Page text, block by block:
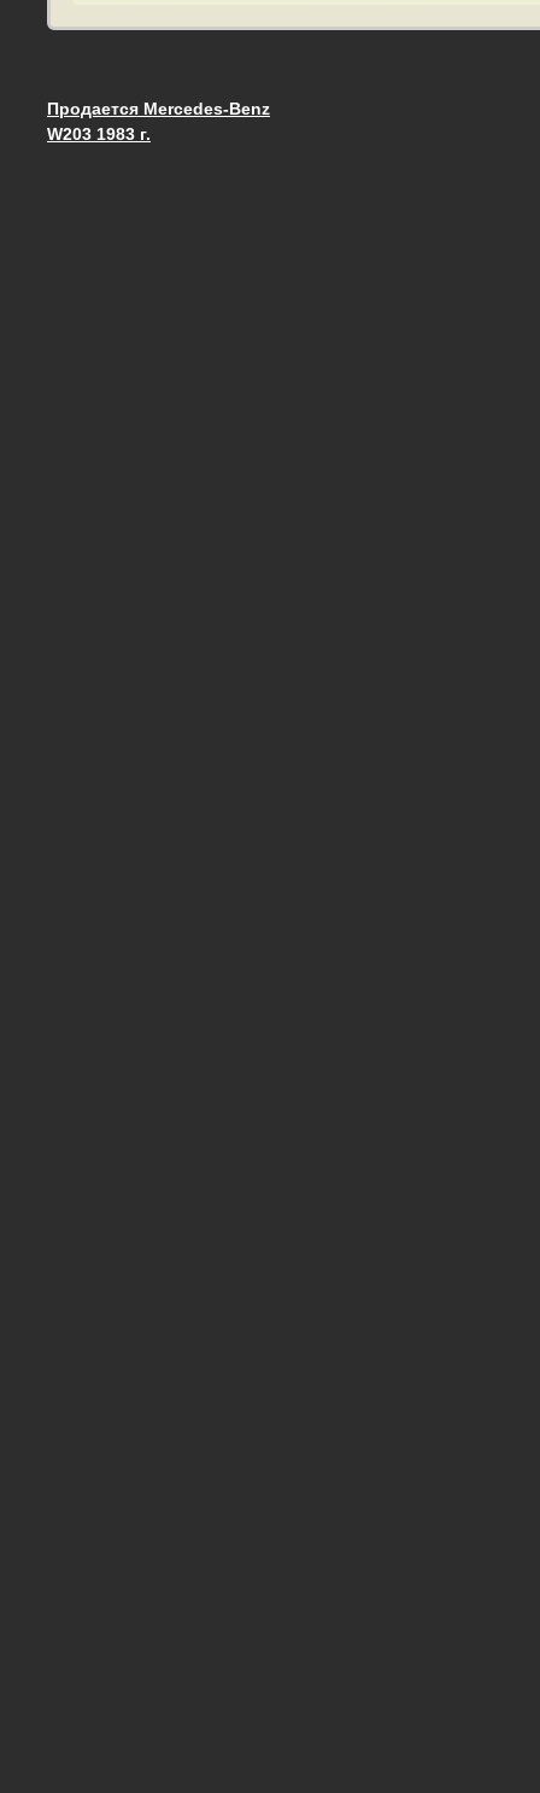
Запись навигация
Продается Mercedes-Benz
W203 1983 г.